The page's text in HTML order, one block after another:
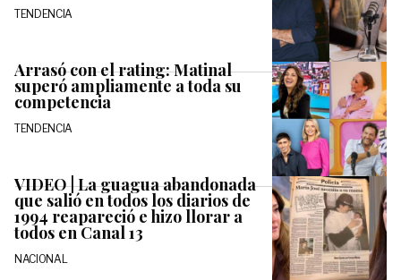
TENDENCIA
Arrasó con el rating: Matinal
superó ampliamente a toda su
competencia
TENDENCIA
VIDEO | La guagua abandonada
que salió en todos los diarios de
1994 reapareció e hizo llorar a
todos en Canal 13
NACIONAL